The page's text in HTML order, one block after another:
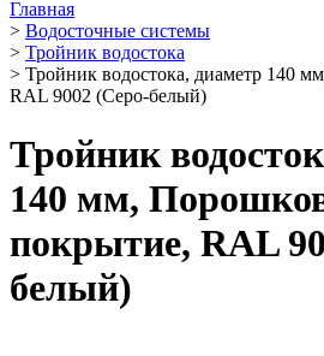
Главная
> Водосточные системы
> Тройник водостока
> Тройник водостока, диаметр 140
RAL 9002 (Серо-белый)
Тройник
140 мм,
покрытие, RAL
белый)